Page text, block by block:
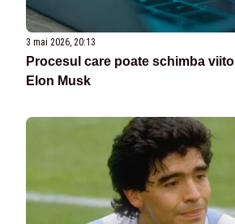
3 mai 2026, 20:13
Procesul care poate schimba
Elon Musk